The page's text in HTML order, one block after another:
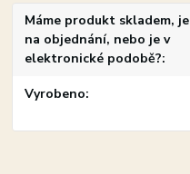
Máme produkt skladem, je
na objednání, nebo je v
elektronické podobě?
Vyrobeno